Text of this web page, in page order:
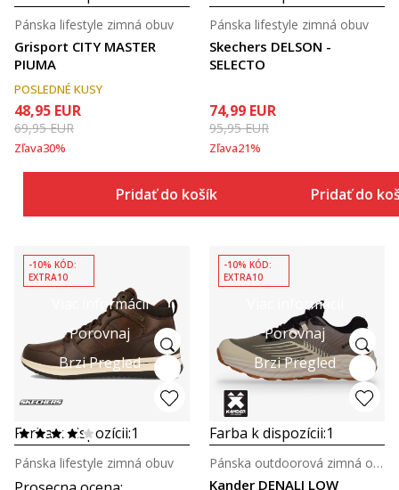
Grisport CITY MASTER
PIUMA
Pánska lifestyle zimná obuv
POSLEDNÉ KUSY
48,95 EUR
69,95EUR
Zľava30%
Pridať do košíka
Skechers DELSON -
SELECTO
Pánska lifestyle zimná obuv
74,99 EUR
95,95EUR
Zľava21%
Pridať do
Viac informácií
Porovnaj
Brzi Pregled
-10% KÓD:
EXTRA10
Farba k dispozícii:1
Pánska lifestyle zimná obuv
Viac informácií
Porovnaj
Brzi Pregled
-10% KÓD:
EXTRA10
Farba k dispozícii:1
Kander DENALI LOW
Pánska outdoorová zimná obuv